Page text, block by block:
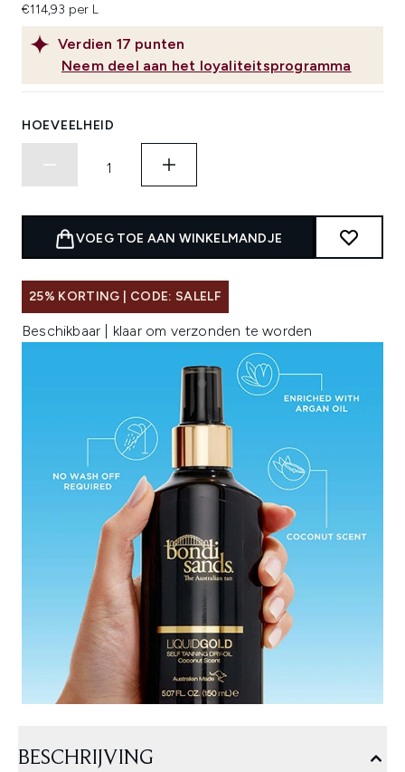
Verdien 17 punten
Neem deel aan het loyaliteitsprogramma
€114,93 per L
HOEVEELHEID
VOEG TOE AAN WINKELMANDJE
25% KORTING | CODE: SALELF
Beschikbaar | klaar om verzonden te worden
BESCHRIJVING